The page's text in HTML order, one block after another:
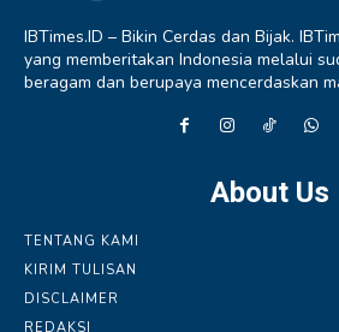
IBTimes.ID – Bikin Cerdas dan Bijak.
yang memberitakan Indonesia melalui
beragam dan berupaya mencerdaskan
About Us
TENTANG KAMI
KIRIM TULISAN
DISCLAIMER
REDAKSI